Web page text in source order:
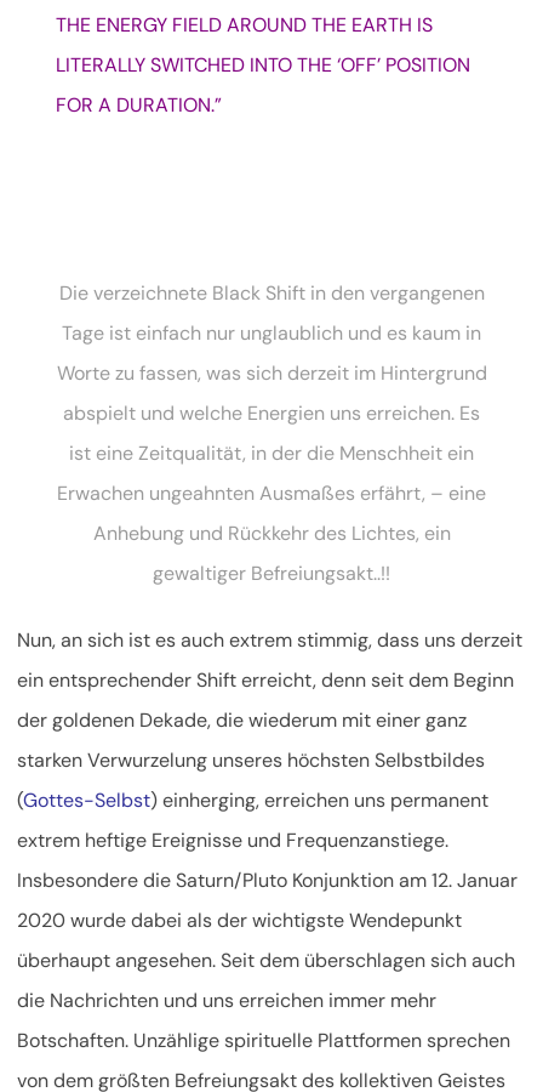
THE ENERGY FIELD AROUND THE EARTH IS
LITERALLY SWITCHED INTO THE ‘OFF’ POSITION
FOR A DURATION.”
Die verzeichnete Black Shift in den vergangenen
Tage ist einfach nur unglaublich und es kaum in
Worte zu fassen, was sich derzeit im Hintergrund
abspielt und welche Energien uns erreichen. Es
ist eine Zeitqualität, in der die Menschheit ein
Erwachen ungeahnten Ausmaßes erfährt, – eine
Anhebung und Rückkehr des Lichtes, ein
gewaltiger Befreiungsakt..!!
Nun, an sich ist es auch extrem stimmig, dass uns derzeit
ein entsprechender Shift erreicht, denn seit dem Beginn
der goldenen Dekade, die wiederum mit einer ganz
starken Verwurzelung unseres höchsten Selbstbildes
(Gottes-Selbst) einherging, erreichen uns permanent
extrem heftige Ereignisse und Frequenzanstiege.
Insbesondere die Saturn/Pluto Konjunktion am 12. Januar
2020 wurde dabei als der wichtigste Wendepunkt
überhaupt angesehen. Seit dem überschlagen sich auch
die Nachrichten und uns erreichen immer mehr
Botschaften. Unzählige spirituelle Plattformen sprechen
von dem größten Befreiungsakt des kollektiven Geistes